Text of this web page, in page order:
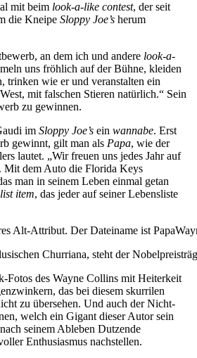
mit beim look-a-like contest, der seit
die Kneipe Sloppy Joe’s herum
an dem ich und andere look-a-
uns fröhlich auf der Bühne, kleiden
trinken wie er und veranstalten ein
mit falschen Stieren natürlich.“ Sein
zu gewinnen.
im Sloppy Joe’s ein wannabe. Erst
gewinnt, gilt man als Papa, wie der
lautet. „Wir freuen uns jedes Jahr auf
Mit dem Auto die Florida Keys
man in seinem Leben einmal getan
item, das jeder auf seiner Lebensliste
Churriana, steht der
Fotos des Wayne Collins mit Heiterkeit
das bei diesem skurrilen
zu übersehen. Und auch der Nicht-
welch ein Gigant dieser Autor sein
seinem Ableben Dutzende
Enthusiasmus nachstellen.